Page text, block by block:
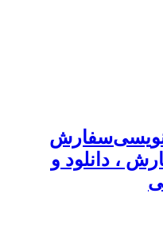
سفارش
، دانلود و